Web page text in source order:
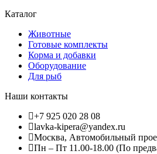
Каталог
Животные
Готовые комплекты
Корма и добавки
Оборудование
Для рыб
Наши контакты
+7 925 020 28 08
lavka-kipera@yandex.ru
Москва, Автомобильный
Пн – Пт 11.00-18.00 (По